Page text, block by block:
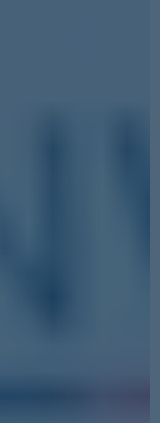
diesem Browser für